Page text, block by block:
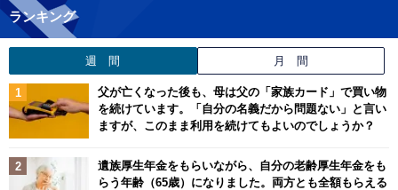
ランキング
週 間 月 間
父が亡くなった後も、母は父の「家族カード」で買い物
を続けています。「自分の名義だから問題ない」と言い
ますが、このまま利用を続けてもよいのでしょうか？
遺族厚生年金をもらいながら、自分の老齢厚生年金をも
らう年齢（65歳）になりました。両方とも全額もらえる